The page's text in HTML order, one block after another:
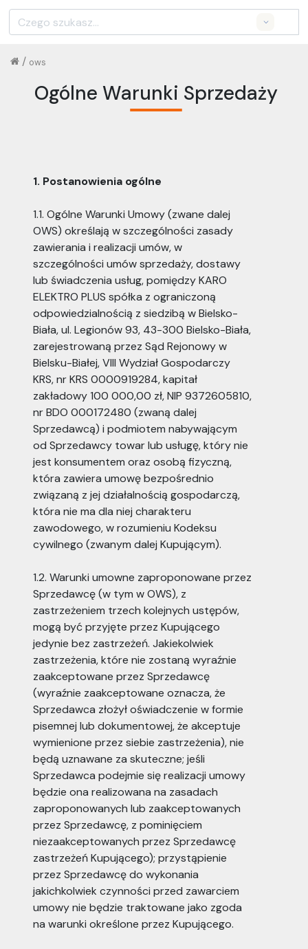
Search
ows
/
Ogólne Warunki Sprzedaży
1. Postanowienia ogólne
1.1. Ogólne Warunki Umowy (zwane dalej
OWS) określają w szczególności zasady
zawierania i realizacji umów, w
szczególności umów sprzedaży, dostawy
lub świadczenia usług, pomiędzy KARO
ELEKTRO PLUS spółka z ograniczoną
odpowiedzialnością z siedzibą w Bielsko-
Biała, ul. Legionów 93, 43-300 Bielsko-Biała,
zarejestrowaną przez Sąd Rejonowy w
Bielsku-Białej, VIII Wydział Gospodarczy
KRS, nr KRS 0000919284, kapitał
zakładowy 100 000,00 zł, NIP 9372605810,
nr BDO 000172480 (zwaną dalej
Sprzedawcą) i podmiotem nabywającym
od Sprzedawcy towar lub usługę, który nie
jest konsumentem oraz osobą fizyczną,
która zawiera umowę bezpośrednio
związaną z jej działalnością gospodarczą,
która nie ma dla niej charakteru
zawodowego, w rozumieniu Kodeksu
cywilnego (zwanym dalej Kupującym).
1.2. Warunki umowne zaproponowane przez
Sprzedawcę (w tym w OWS), z
zastrzeżeniem trzech kolejnych ustępów,
mogą być przyjęte przez Kupującego
jedynie bez zastrzeżeń. Jakiekolwiek
zastrzeżenia, które nie zostaną wyraźnie
zaakceptowane przez Sprzedawcę
(wyraźnie zaakceptowane oznacza, że
Sprzedawca złożył oświadczenie w formie
pisemnej lub dokumentowej, że akceptuje
wymienione przez siebie zastrzeżenia), nie
będą uznawane za skuteczne; jeśli
Sprzedawca podejmie się realizacji umowy
będzie ona realizowana na zasadach
zaproponowanych lub zaakceptowanych
przez Sprzedawcę, z pominięciem
niezaakceptowanych przez Sprzedawcę
zastrzeżeń Kupującego); przystąpienie
przez Sprzedawcę do wykonania
jakichkolwiek czynności przed zawarciem
umowy nie będzie traktowane jako zgoda
na warunki określone przez Kupującego.